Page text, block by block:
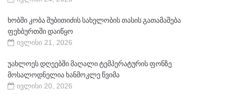
ხობში კობა შუბითიძის სახელობის თასის გათამაშება
ფეხბურთში დაიწყო
ივლისი 21, 2026
უახლოეს დღეებში მაღალი ტემპერატურის ფონზე
მოსალოდნელია ხანმოკლე წვიმა
ივლისი 20, 2026